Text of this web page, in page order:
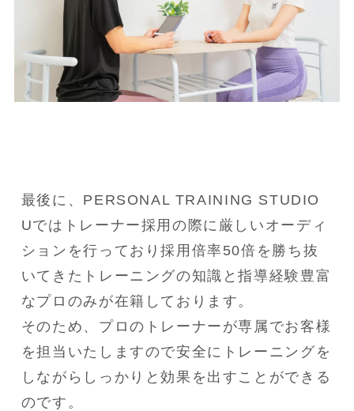
最後に、PERSONAL TRAINING STUDIO
Uではトレーナー採用の際に厳しいオーディ
ションを行っており採用倍率50倍を勝ち抜
いてきたトレーニングの知識と指導経験豊富
なプロのみが在籍しております。
そのため、プロのトレーナーが専属でお客様
を担当いたしますので安全にトレーニングを
しながらしっかりと効果を出すことができる
のです。